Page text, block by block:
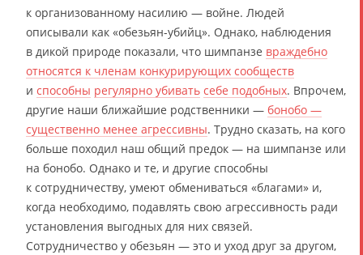
к организованному насилию — войне. Людей
описывали как «обезьян-убийц». Однако, наблюдения
в дикой природе показали, что шимпанзе враждебно
относятся к членам конкурирующих сообществ
и способны регулярно убивать себе подобных. Впрочем,
другие наши ближайшие родственники — бонобо —
существенно менее агрессивны. Трудно сказать, на кого
больше походил наш общий предок — на шимпанзе или
на бонобо. Однако и те, и другие способны
к сотрудничеству, умеют обмениваться «благами» и,
когда необходимо, подавлять свою агрессивность ради
установления выгодных для них связей.
Сотрудничество у обезьян — это и уход друг за другом,